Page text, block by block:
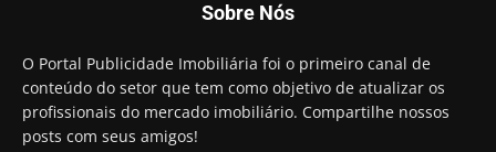
Sobre Nós
O Portal Publicidade Imobiliária foi o primeiro canal de
conteúdo do setor que tem como objetivo de atualizar os
profissionais do mercado imobiliário. Compartilhe nossos
posts com seus amigos!